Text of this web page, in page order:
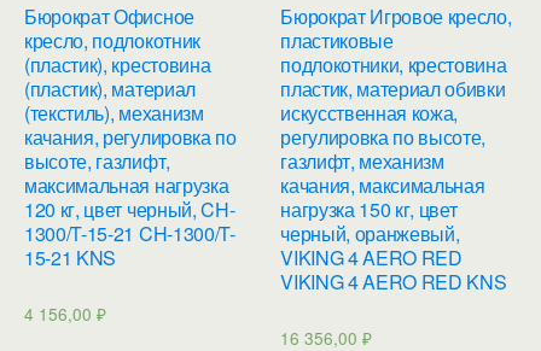
Бюрократ Офисное
кресло, подлокотник
(пластик), крестовина
(пластик), материал
(текстиль), механизм
качания, регулировка по
высоте, газлифт,
максимальная нагрузка
120 кг, цвет черный, CH-
1300/T-15-21 CH-1300/T-
15-21 KNS
4 156,00 ₽
Бюрократ Игровое кресло,
пластиковые
подлокотники, крестовина
пластик, материал обивки
искусственная кожа,
регулировка по высоте,
газлифт, механизм
качания, максимальная
нагрузка 150 кг, цвет
черный, оранжевый,
VIKING 4 AERO RED
VIKING 4 AERO RED KNS
16 356,00₽